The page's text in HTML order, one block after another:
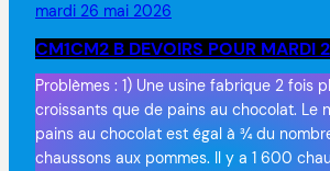
mardi 26 mai 2026
CM1CM2 B DEVOIRS POUR MARDI
Problèmes : 1) Une usine fabrique 2 fois
croissants que de pains au chocolat. Le
pains au chocolat est égal à ¾ du
chaussons aux pommes. Il y a 1 600